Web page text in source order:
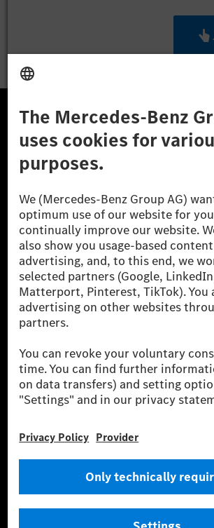
A Mercedes-Benz Csoport
A Mercedes-Benz Group AG (korábbi
Mercedes-Benz AG-val együtt a
luxusautók, valamint
globális szállítói vagyunk. A Mercedes-
AG finanszírozást, lízinget, autó
autókölcsönzést, flottakezelést,
szolgáltatásokat a töltéshez és
biztosításközvetítést, valamint
szolgáltatásokat kínál.
Helyszínek
Jogi nyilatkozat